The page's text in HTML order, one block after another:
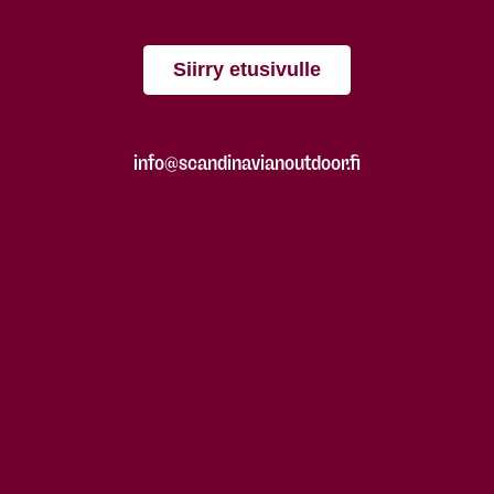
Siirry etusivulle
info@scandinavianoutdoor.fi